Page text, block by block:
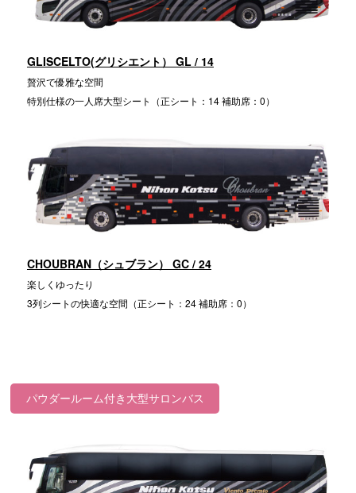
GLISCELTO(グリシエント） GL / 14
贅沢で優雅な空間
特別仕様の一人席大型シート（正シート：14 補助席：0）
CHOUBRAN（シュブラン） GC / 24
楽しくゆったり
3列シートの快適な空間（正シート：24 補助席：0）
パウダールーム付き大型サロンバス